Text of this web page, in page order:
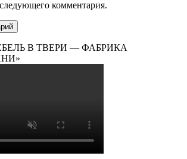
комментария.
В ТВЕРИ — ФАБРИКА